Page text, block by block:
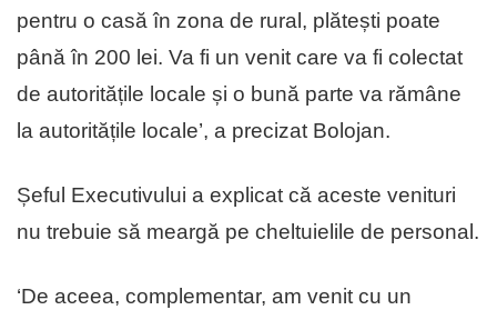
pentru o casă în zona de rural, plătești poate
până în 200 lei. Va fi un venit care va fi colectat
de autoritățile locale și o bună parte va rămâne
la autoritățile locale’, a precizat Bolojan.
Șeful Executivului a explicat că aceste venituri
nu trebuie să meargă pe cheltuielile de personal.
‘De aceea, complementar, am venit cu un